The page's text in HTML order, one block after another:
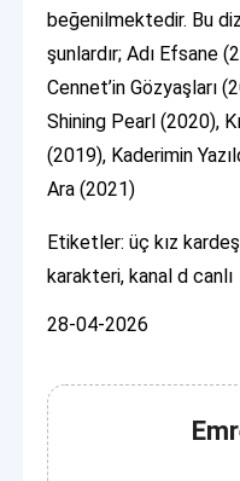
beğenilmektedir. Bu
şunlardır; Adı Efsane
Cennet’in Gözyaşları
Shining Pearl (2020),
(2019), Kaderimin
Ara (2021)
Etiketler: üç kız
karakteri, kanal d canlı
28-04-2026